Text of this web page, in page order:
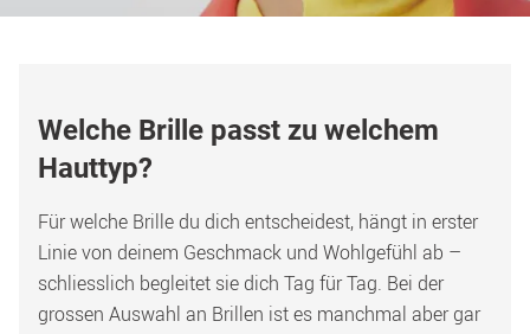
Welche Brille passt zu welchem
Hauttyp?
Für welche Brille du dich entscheidest, hängt in erster
Linie von deinem Geschmack und Wohlgefühl ab –
schliesslich begleitet sie dich Tag für Tag. Bei der
grossen Auswahl an Brillen ist es manchmal aber gar